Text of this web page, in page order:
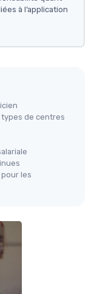
à l’application
de centres
les